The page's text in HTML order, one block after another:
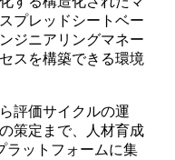
プレッドシートベー
ジニアリングマネー
スを構築できる環境
評価サイクルの運
策定まで、人材育成
ラットフォームに集